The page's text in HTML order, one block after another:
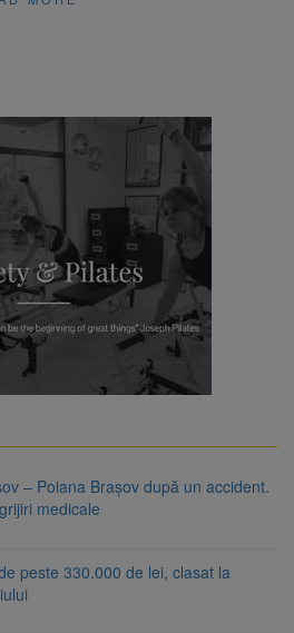
– Poiana Brașov după un accident.
medicale
peste 330.000 de lei, clasat la